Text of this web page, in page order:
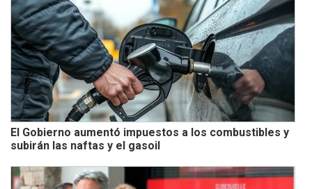
El Gobierno aumentó impuestos a los combustibles y
subirán las naftas y el gasoil